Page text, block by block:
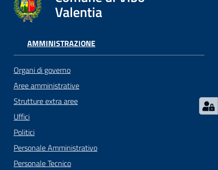
argomenti...
Seguici
su
Valentia
AMMINISTRAZIONE
Organi di governo
Aree amministrative
Strutture extra aree
Uffici
Politici
Personale Amministrativo
Personale Tecnico